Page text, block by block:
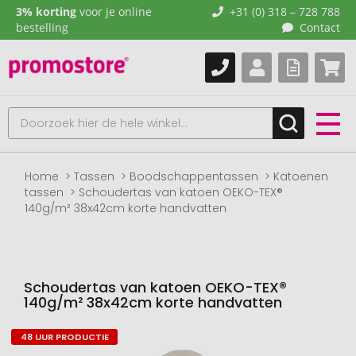
3% korting voor je online
bestelling
+31 (0) 318 – 728 788
Contact
Home Tassen Boodschappentassen
Katoenen
tassen
Schoudertas van katoen OEKO-TEX®
140g/m² 38x42cm korte handvatten
Schoudertas van katoen OEKO-TEX®
140g/m² 38x42cm korte handvatten
Naar
48 UUR PRODUCTIE